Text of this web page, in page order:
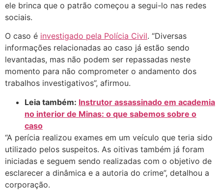
ele brinca que o patrão começou a segui-lo nas redes
sociais.
O caso é investigado pela Polícia Civil. “Diversas
informações relacionadas ao caso já estão sendo
levantadas, mas não podem ser repassadas neste
momento para não comprometer o andamento dos
trabalhos investigativos”, afirmou.
Leia também: Instrutor assassinado em academia
no interior de Minas: o que sabemos sobre o
caso
“A perícia realizou exames em um veículo que teria sido
utilizado pelos suspeitos. As oitivas também já foram
iniciadas e seguem sendo realizadas com o objetivo de
esclarecer a dinâmica e a autoria do crime”, detalhou a
corporação.